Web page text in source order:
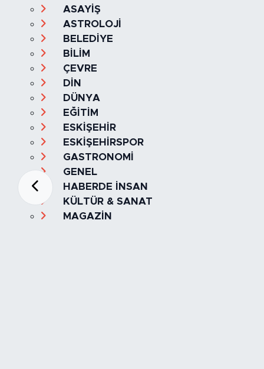
ASAYİŞ
ASTROLOJİ
BELEDİYE
BİLİM
ÇEVRE
DİN
DÜNYA
EĞİTİM
ESKİŞEHİR
ESKİŞEHİRSPOR
GASTRONOMİ
GENEL
HABERDE İNSAN
KÜLTÜR & SANAT
MAGAZİN